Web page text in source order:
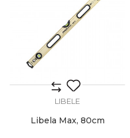
LIBELE
Libela Max, 80cm